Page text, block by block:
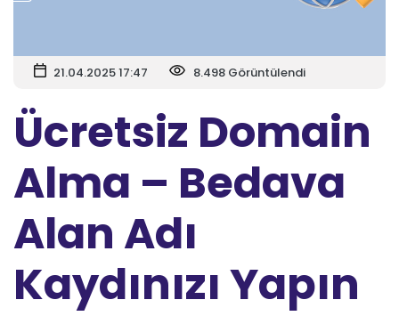
21.04.2025 17:47 8.498 Görüntülendi
Ücretsiz Domain
Alma – Bedava
Alan Adı
Kaydınızı Yapın